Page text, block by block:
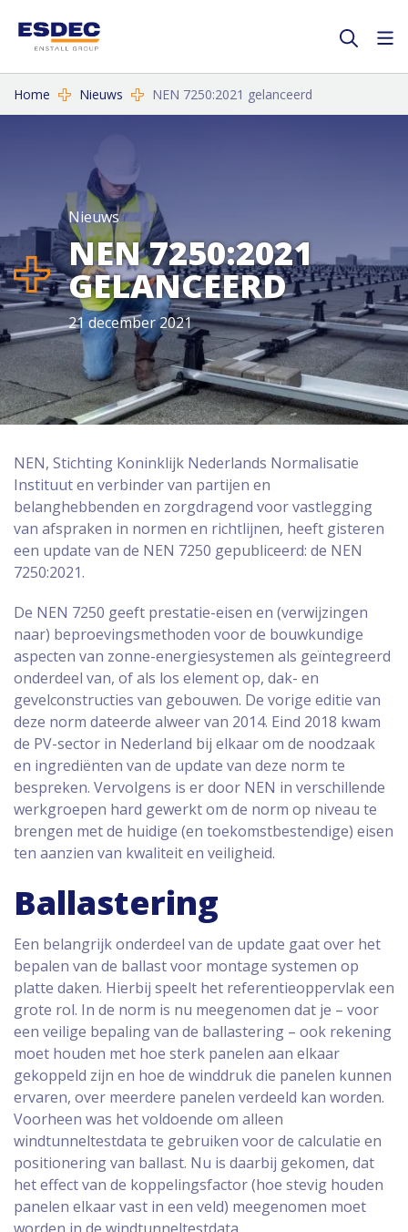
Home Nieuws NEN 7250:2021 gelanceerd
Nieuws
NEN 7250:2021
GELANCEERD
21 december 2021
NEN, Stichting Koninklijk Nederlands Normalisatie
Instituut en verbinder van partijen en
belanghebbenden en zorgdragend voor vastlegging
van afspraken in normen en richtlijnen, heeft gisteren
een update van de NEN 7250 gepubliceerd: de NEN
7250:2021.
De NEN 7250 geeft prestatie-eisen en (verwijzingen
naar) beproevingsmethoden voor de bouwkundige
aspecten van zonne-energiesystemen als geïntegreerd
onderdeel van, of als los element op, dak- en
gevelconstructies van gebouwen. De vorige editie van
deze norm dateerde alweer van 2014. Eind 2018 kwam
de PV-sector in Nederland bij elkaar om de noodzaak
en ingrediënten van de update van deze norm te
bespreken. Vervolgens is er door NEN in verschillende
werkgroepen hard gewerkt om de norm op niveau te
brengen met de huidige (en toekomstbestendige) eisen
ten aanzien van kwaliteit en veiligheid.
Ballastering
Een belangrijk onderdeel van de update gaat over het
bepalen van de ballast voor montage systemen op
platte daken. Hierbij speelt het referentieoppervlak een
grote rol. In de norm is nu meegenomen dat je – voor
een veilige bepaling van de ballastering – ook rekening
moet houden met hoe sterk panelen aan elkaar
gekoppeld zijn en hoe de winddruk die panelen kunnen
ervaren, over meerdere panelen verdeeld kan worden.
Voorheen was het voldoende om alleen
windtunneltestdata te gebruiken voor de calculatie en
positionering van ballast. Nu is daarbij gekomen, dat
het effect van de koppelingsfactor (hoe stevig houden
panelen elkaar vast in een veld) meegenomen moet